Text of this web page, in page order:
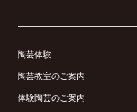
陶芸体験
陶芸教室のご案内
体験陶芸のご案内